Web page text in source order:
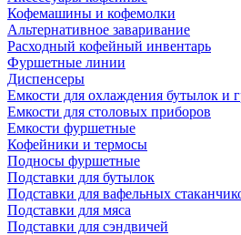
Кофемашины и кофемолки
Альтернативное заваривание
Расходный кофейный инвентарь
Фуршетные линии
Диспенсеры
Емкости для охлаждения бутылок и
Емкости для столовых приборов
Емкости фуршетные
Кофейники и термосы
Подносы фуршетные
Подставки для бутылок
Подставки для вафельных
Подставки для мяса
Подставки для сэндвичей